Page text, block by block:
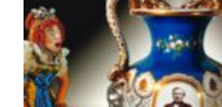
Ausstellung
„Zwei
Jahrzehnte
Studioglas“